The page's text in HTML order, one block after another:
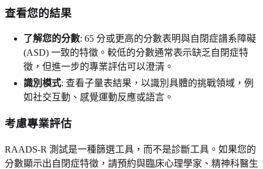
查看您的結果
了解您的分數: 65 分或更高的分數表明與自閉症譜系障礙
(ASD) 一致的特徵。較低的分數通常表示缺乏自閉症特
徵，但進一步的專業評估可以澄清。
識別模式: 查看子量表結果，以識別具體的挑戰領域，例
如社交互動、感覺運動反應或語言。
考慮專業評估
RAADS-R 測試是一種篩選工具，而不是診斷工具。如果您的
分數顯示出自閉症特徵，請預約與臨床心理學家、精神科醫生